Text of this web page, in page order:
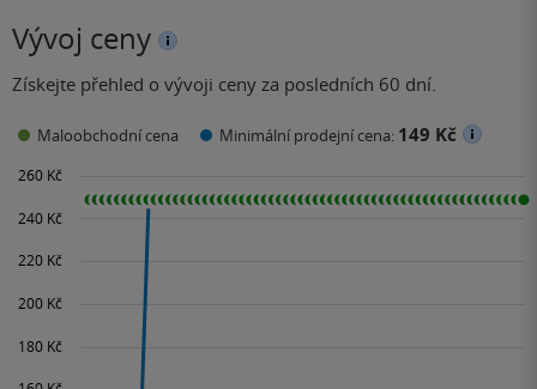
Vývoj ceny
Získejte přehled o vývoji ceny za posledních 60 dní.
Maloobchodní cena Minimální prodejní cena: 149 Kč